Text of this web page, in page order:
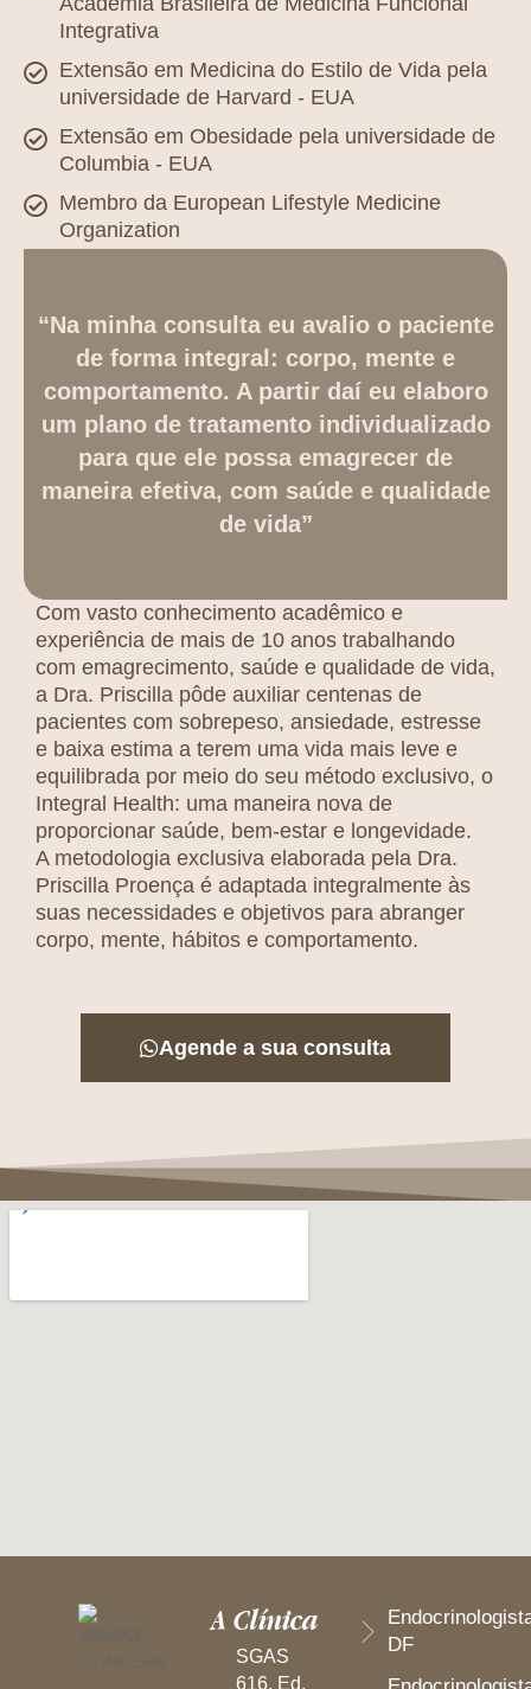
Integrativa
Extensão em Medicina do Estilo de Vida pela
universidade de Harvard - EUA
Extensão em Obesidade pela universidade de
Columbia - EUA
Membro da European Lifestyle Medicine
Organization
“Na minha consulta eu avalio o paciente
de forma integral: corpo, mente e
comportamento. A partir daí eu elaboro
um plano de tratamento individualizado
para que ele possa emagrecer de
maneira efetiva, com saúde e qualidade
de vida”
Com vasto conhecimento acadêmico e
experiência de mais de 10 anos trabalhando
com emagrecimento, saúde e qualidade de vida,
a Dra. Priscilla pôde auxiliar centenas de
pacientes com sobrepeso, ansiedade, estresse
e baixa estima a terem uma vida mais leve e
equilibrada por meio do seu método exclusivo, o
Integral Health: uma maneira nova de
proporcionar saúde, bem-estar e longevidade.
A metodologia exclusiva elaborada pela Dra.
Priscilla Proença é adaptada integralmente às
suas necessidades e objetivos para abranger
corpo, mente, hábitos e comportamento.
Agende a sua consulta
A Clínica
SGAS
616, Ed.
DF